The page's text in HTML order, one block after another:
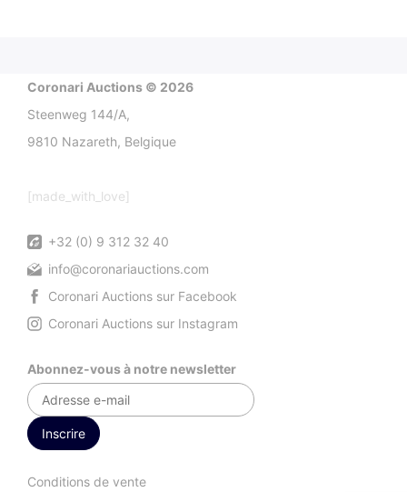
Coronari Auctions © 2026
Steenweg 144/A,
9810 Nazareth, Belgique
[made_with_love]
+32 (0) 9 312 32 40
info@coronariauctions.com
Coronari Auctions sur Facebook
Coronari Auctions sur Instagram
Abonnez-vous à notre newsletter
Conditions de vente